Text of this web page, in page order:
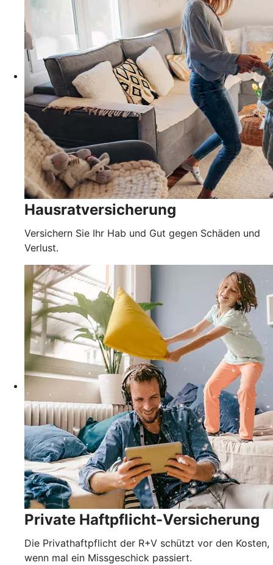
Hausratversicherung
Versichern Sie Ihr Hab und Gut gegen Schäden und
Verlust.
Private Haftpflicht-Versicherung
Die Privathaftpflicht der R+V schützt vor den Kosten,
wenn mal ein Missgeschick passiert.